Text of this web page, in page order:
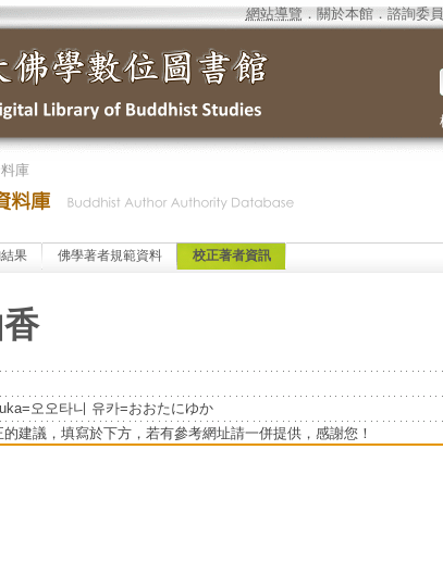
網站導覽 ． 關於本館． 諮詢委
庫
果 佛學著者規範資料 校正著者資訊
오오타니 유카=おおたにゆか
的建議，填寫於下方，若有參考網址請一併提供，感謝您！